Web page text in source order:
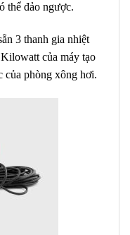
thể đảo ngược.
3 thanh gia nhiệt
của máy tạo
của phòng xông hơi.